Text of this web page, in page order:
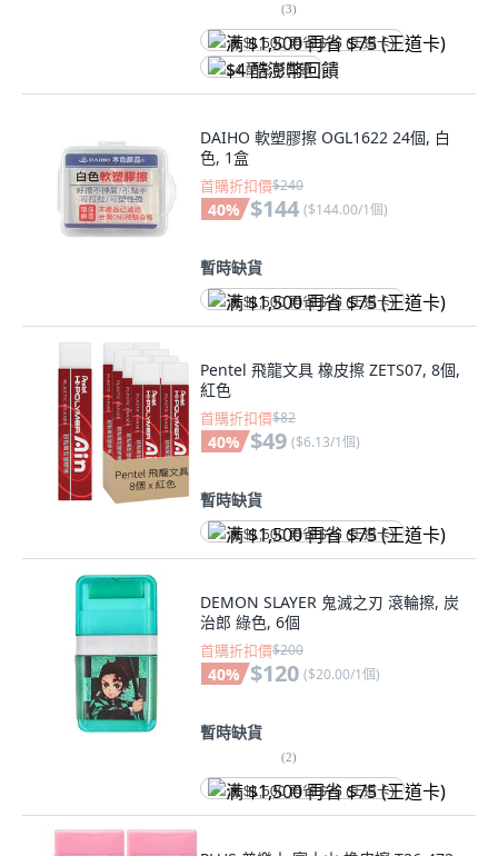
(3)
满 $1,500 再省 $75 (王道卡)
$4 酷澎幣回饋
DAIHO 軟塑膠擦 OGL1622 24個, 白
色, 1盒
首購折扣價$240
40% $144 ($144.00/1個)
暫時缺貨
满 $1,500 再省 $75 (王道卡)
Pentel 飛龍文具 橡皮擦 ZETS07, 8個,
紅色
首購折扣價$82
40% $49 ($6.13/1個)
暫時缺貨
满 $1,500 再省 $75 (王道卡)
DEMON SLAYER 鬼滅之刃 滾輪擦, 炭
治郎 綠色, 6個
首購折扣價$200
40% $120 ($20.00/1個)
暫時缺貨
(2)
满 $1,500 再省 $75 (王道卡)